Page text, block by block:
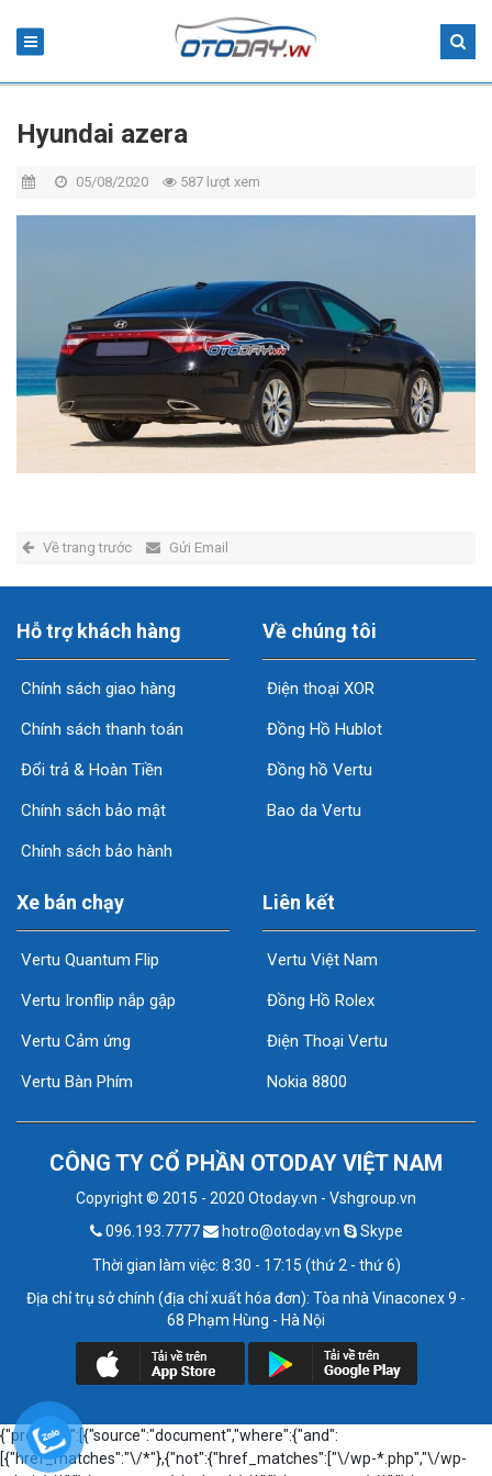
Hyundai azera
05/08/2020 587 lượt xem
Về trang trước Gửi Email
Hỗ trợ khách hàng
Chính sách giao hàng
Chính sách thanh toán
Đổi trả & Hoàn Tiền
Chính sách bảo mật
Chính sách bảo hành
Về chúng tôi
Điện thoại XOR
Đồng Hồ Hublot
Đồng hồ Vertu
Bao da Vertu
Xe bán chạy
Vertu Quantum Flip
Vertu Ironflip nắp gập
Vertu Cảm ứng
Vertu Bàn Phím
Liên kết
Vertu Việt Nam
Đồng Hồ Rolex
Điện Thoại Vertu
Nokia 8800
CÔNG TY CỔ PHẦN OTODAY VIỆT NAM
Copyright © 2015 - 2020 Otoday.vn - Vshgroup.vn
096.193.7777
hotro@otoday.vn
Skype
Thời gian làm việc: 8:30 - 17:15 (thứ 2 - thứ 6)
Địa chỉ trụ sở chính (địa chỉ xuất hóa đơn): Tòa nhà Vinaconex 9 -
68 Phạm Hùng - Hà Nội
{"prefetch":[{"source":"document","where":{"and":
[{"href_matches":"\/*"},{"not":{"href_matches":["\/wp-*.php","\/wp-